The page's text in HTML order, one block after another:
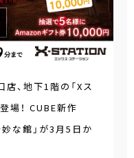
、地下1階の「Xス
場！ CUBE新作
な館」が3月5日か